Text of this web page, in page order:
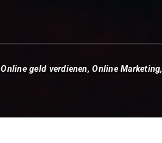
Online geld verdienen,Online Marketing,